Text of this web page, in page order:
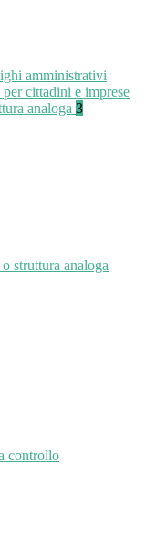
amministrativi
cittadini e imprese
analoga 3
struttura analoga
controllo